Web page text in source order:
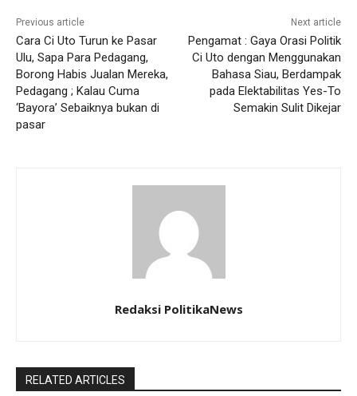
Previous article
Cara Ci Uto Turun ke Pasar
Ulu, Sapa Para Pedagang,
Borong Habis Jualan Mereka,
Pedagang ; Kalau Cuma
‘Bayora’ Sebaiknya bukan di
pasar
Next article
Pengamat : Gaya Orasi Politik
Ci Uto dengan Menggunakan
Bahasa Siau, Berdampak
pada Elektabilitas Yes-To
Semakin Sulit Dikejar
Redaksi PolitikaNews
RELATED ARTICLES